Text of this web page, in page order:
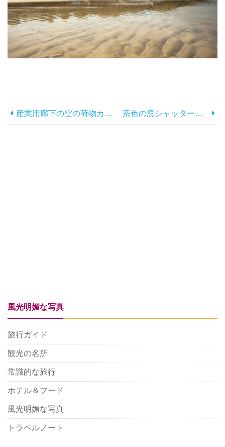
産業用廊下の空の荷物カート写真 茶色の窓シャッター付きオレンジ色の建物写真
風光明媚な写真
旅行ガイド
観光の名所
常識的な旅行
ホテル＆フード
風光明媚な写真
トラベルノート